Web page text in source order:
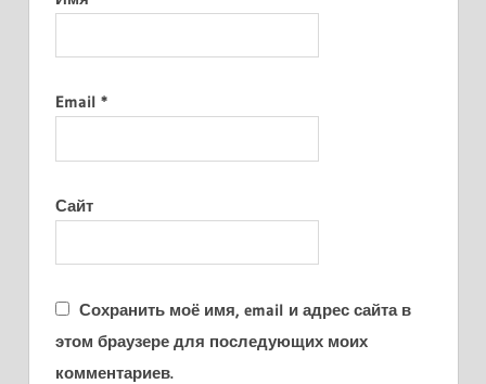
Email *
Сайт
Сохранить моё имя, email и адрес сайта в
этом браузере для последующих моих
комментариев.